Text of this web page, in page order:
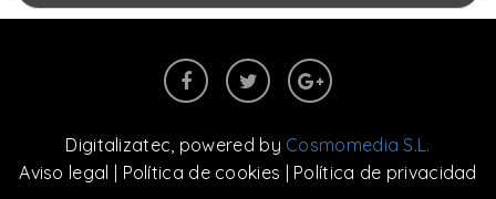
Digitalizatec , powered by Cosmomedia S.L.
Aviso legal | Política de cookies | Política de privacidad